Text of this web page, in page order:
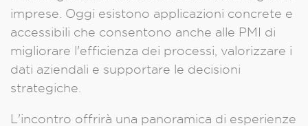
imprese. Oggi esistono applicazioni concrete e
accessibili che consentono anche alle PMI di
migliorare l'efficienza dei processi, valorizzare i
dati aziendali e supportare le decisioni
strategiche.
L'incontro offrirà una panoramica di esperienze